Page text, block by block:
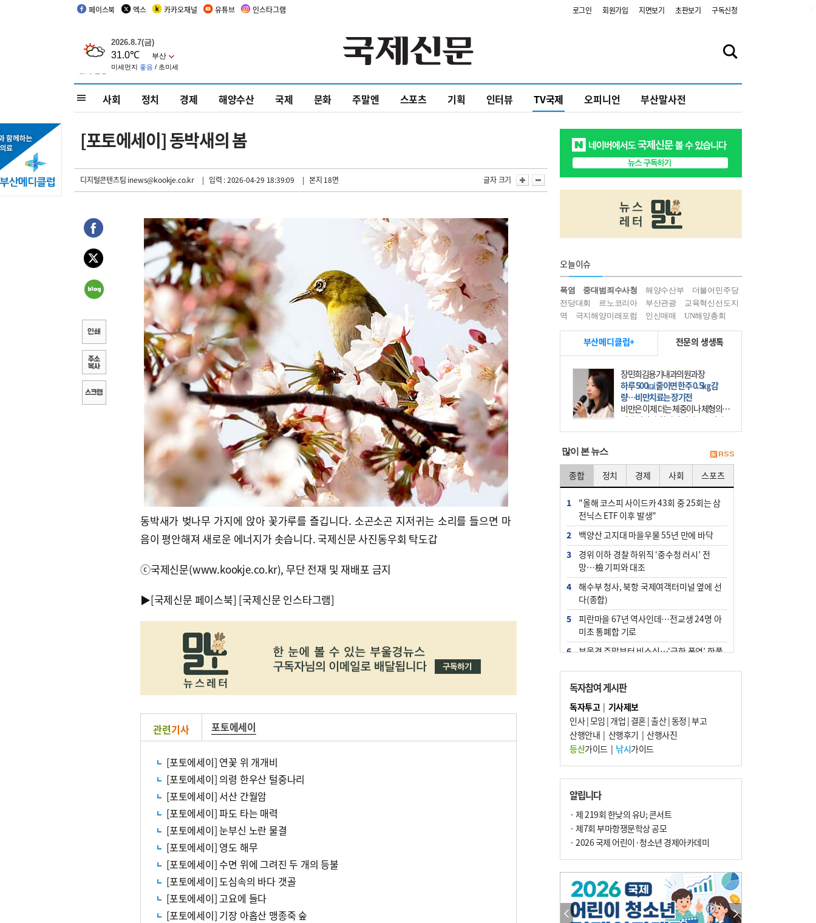
페이스북 엑스 카카오채널 유튜브 인스타그램 로그인 회원가입 지면보기 초판보기 구독신청
사회 정치 경제 해양수산 국제 문화 주말엔 스포츠 기획 인터뷰 TV국제 오피니언 부산말사전
[포토에세이] 동박새의 봄
디지털콘텐츠팀 inews@kookje.co.kr | 입력 : 2026-04-29 18:39:09 | 본지 18면 글자 크기
동박새가 벚나무 가지에 앉아 꽃가루를 즐깁니다. 소곤소곤 지저귀는 소리를 들으면 마
음이 평안해져 새로운 에너지가 솟습니다. 국제신문 사진동우회 탁도갑
ⓒ국제신문(www.kookje.co.kr), 무단 전재 및 재배포 금지
▶[국제신문 페이스북] [국제신문 인스타그램]
관련기사 포토에세이
[포토에세이] 연꽃 위 개개비
[포토에세이] 의령 한우산 털중나리
[포토에세이] 서산 간월암
[포토에세이] 파도 타는 매력
[포토에세이] 눈부신 노란 물결
[포토에세이] 영도 해무
[포토에세이] 수면 위에 그려진 두 개의 등불
[포토에세이] 도심속의 바다 갯골
[포토에세이] 고요에 들다
[포토에세이] 기장 아홉산 맹종죽 숲
오늘이슈
폭염 중대범죄수사청 해양수산부
더불어민주당
전당대회
르노코리아 부산관광
교육혁신선도지
역
극지해양미래포럼 인신매매 UN해양총회
부산메디클럽+ 전문의 생생톡
장민희김용기내과의원과장
하루 500㎉ 줄이면 한주 0.5㎏ 감
량…비만치료는 장기전
비만은 이제 더는 체중이나 체형의 문
제가 아니다. 하나의 질병으로 인지
하고 치료와 관리를 해야 한다. 세계
많이 본 뉴스
종합 정치 경제 사회 스포츠
1
"올해 코스피 사이드카 43회 중 25회는 삼
전닉스 ETF 이후 발생"
2
백양산 고지대 마을우물 55년 만에 바닥
3
경위 이하 경찰 하위직 ‘중수청 러시’ 전
망…檢 기피와 대조
4
해수부 청사, 북항 국제여객터미널 옆에 선
다(종합)
5
피란마을 67년 역사인데…전교생 24명 아
미초 통폐합 기로
6
부울경 주말부터 비소식…‘극한 폭염’ 한풀
7
“낙동강권 삼락·을숙도·다대포 연결해 서
부산 관광 키우자”
8
오늘의 날씨- 2026년 8월 7일
9
외국인 선원 ‘인신매매 경유지’ 된 부산…
우려가 현실로
10 [사설] 해수부 신청사 북항으로 확정, 해양
수도 도약의 전환점
독자참여 게시판
독자투고| 기사제보
인사|모임 | 개업 | 결혼|출산|동정 |부고
산행안내 | 산행후기 | 산행사진
등산가이드| 낚시가이드
알립니다
· 제 219회 한낮의 유U; 콘서트
· 제7회 부마항쟁문학상 공모
· 2026 국제 어린이·청소년 경제아카데미